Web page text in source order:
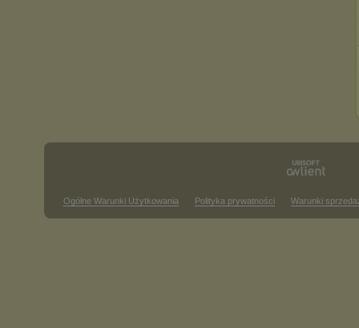
Ogólne Warunki Użytkowania Polityka prywatności Warunki